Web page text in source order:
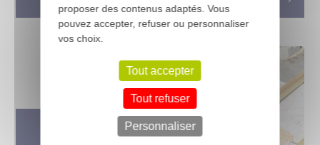
proposer des contenus adaptés. Vous
pouvez accepter, refuser ou personnaliser
vos choix.
Tout accepter
Tout refuser
Personnaliser